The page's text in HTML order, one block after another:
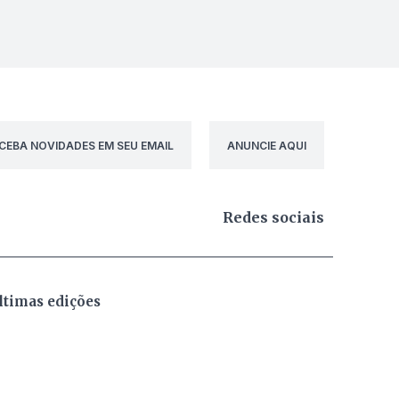
NOVIDADES EM SEU EMAIL ANUNCIE AQUI
Redes sociais
edições